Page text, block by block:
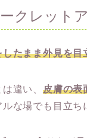
クレット
したまま外見を目
違い、 皮膚の表
な場でも目立ち